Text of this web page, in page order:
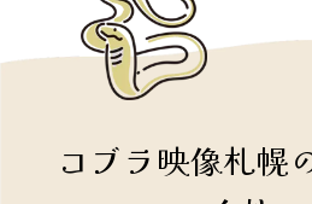
コブラ映像札幌